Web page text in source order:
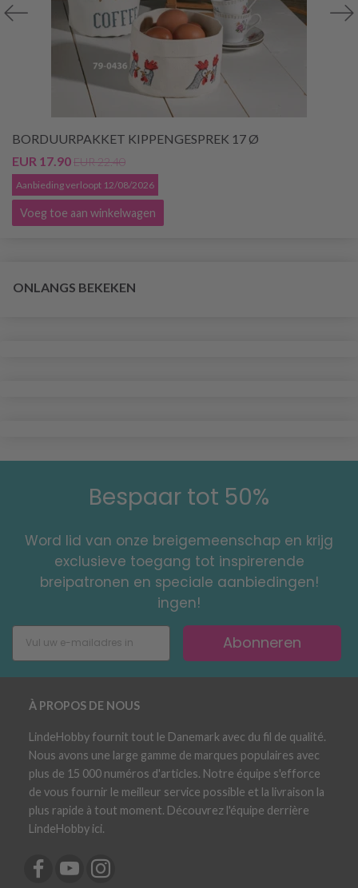
BORDUURPAKKET KIPPENGESPREK 17 Ø
EUR 17.90EUR 22.40
Aanbieding verloopt 12/08/2026
Voeg toe aan winkelwagen
ONLANGS BEKEKEN
Bespaar tot 50%
Word lid van onze breigemeenschap en krijg
exclusieve toegang tot inspirerende
breipatronen en speciale aanbiedingen!
ingen!
Abonneren
À PROPOS DE NOUS
LindeHobby fournit tout le Danemark avec du fil de qualité.
Nous avons une large gamme de marques populaires avec
plus de 15 000 numéros d'articles. Notre équipe s'efforce
de vous fournir le meilleur service possible et la livraison la
plus rapide à tout moment. Découvrez l'équipe derrière
LindeHobby ici.